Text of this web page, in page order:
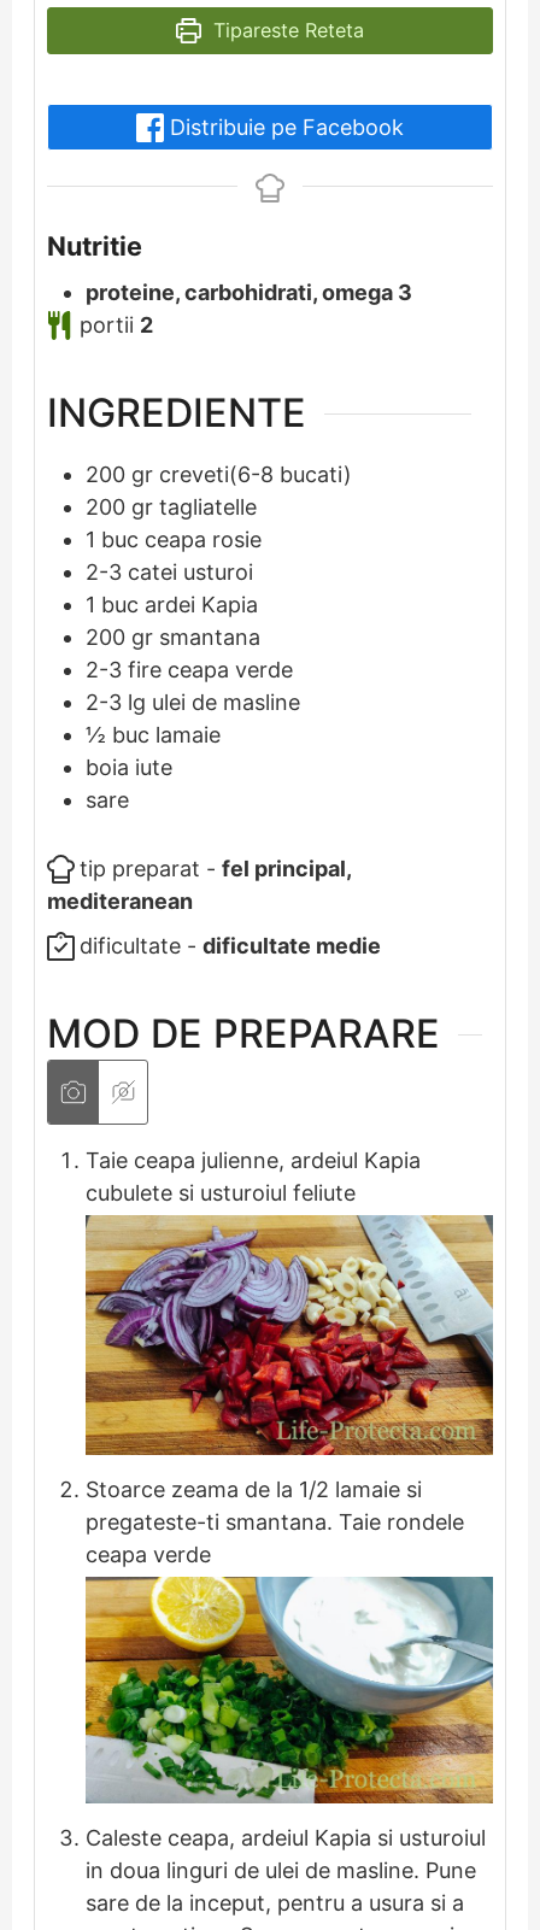
Tipareste Reteta
Distribuie pe Facebook
Nutritie
proteine, carbohidrati, omega 3
portii 2
INGREDIENTE
200 gr creveti(6-8 bucati)
200 gr tagliatelle
1 buc ceapa rosie
2-3 catei usturoi
1 buc ardei Kapia
200 gr smantana
2-3 fire ceapa verde
2-3 lg ulei de masline
½ buc lamaie
boia iute
sare
tip preparat -fel principal,
mediteranean
dificultate -dificultate medie
MOD DE PREPARARE
Taie ceapa julienne, ardeiul Kapia
cubulete si usturoiul feliute
Stoarce zeama de la 1/2 lamaie si
pregateste-ti smantana. Taie rondele
ceapa verde
Caleste ceapa, ardeiul Kapia si usturoiul
in doua linguri de ulei de masline. Pune
sare de la inceput, pentru a usura si a